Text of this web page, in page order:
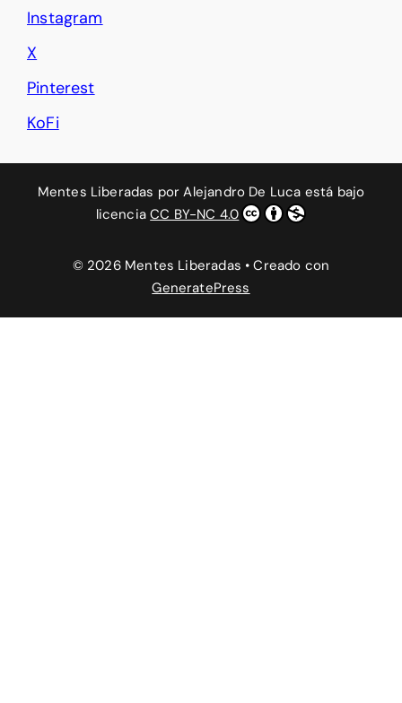
Instagram
X
Pinterest
KoFi
Mentes Liberadas porAlejandro De Luca está bajo
licenciaCC BY-NC 4.0
© 2026 Mentes Liberadas • Creado con
GeneratePress